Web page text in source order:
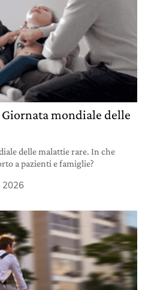
mondiale delle
delle malattie rare. In che
a pazienti e famiglie?
2026